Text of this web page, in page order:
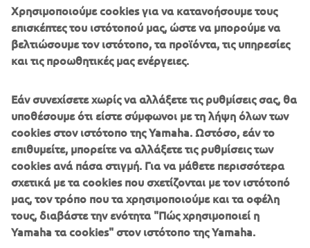
και το πίσω αμορτισέρ της Öhlins προσφέρουν
εξαιρετικό κράτημα, ενώ οι σωλήνες ψυγείου της Samco
προσθέτουν μια αγωνιστική πινελιά στη μοτοσυκλέτα.
χαρακτηρίζεται από την μοναδική έμφαση σε κάθε
λεπτομέρεια, με custom δερμάτινη σέλα της Bitchin Seat
Co., εκπληκτικό συνδυασμό κίτρινου και μαύρου
χρώματος από την Airtrix και κεραμική επίστρωση από
την Specialized Coatings.
Για περισσότερες πληροφορίες, επισκεφθείτε την
ιστοσελίδα:rolandsands.com
Χρησιμοποιούμε cookies για να κατανοήσουμε τους
επισκέπτες του ιστότοπού μας, ώστε να μπορούμε να
βελτιώσουμε τον ιστότοπο, τα προϊόντα, τις υπηρεσίες
και τις προωθητικές μας ενέργειες.
Εάν συνεχίσετε χωρίς να αλλάξετε τις ρυθμίσεις σας, θα
υποθέσουμε ότι είστε σύμφωνοι με τη λήψη όλων των
cookies στον ιστότοπο της Yamaha. Ωστόσο, εάν το
επιθυμείτε, μπορείτε να αλλάξετε τις ρυθμίσεις των
cookies ανά πάσα στιγμή. Για να μάθετε περισσότερα
σχετικά με τα cookies που σχετίζονται με τον ιστότοπό
μας, τον τρόπο που τα χρησιμοποιούμε και τα οφέλη
τους, διαβάστε την ενότητα "Πώς χρησιμοποιεί η
Yamaha τα cookies" στον ιστότοπο της Yamaha.